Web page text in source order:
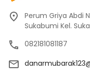
Perum Griya Abdi
Sukabumi Kel.
082181081187